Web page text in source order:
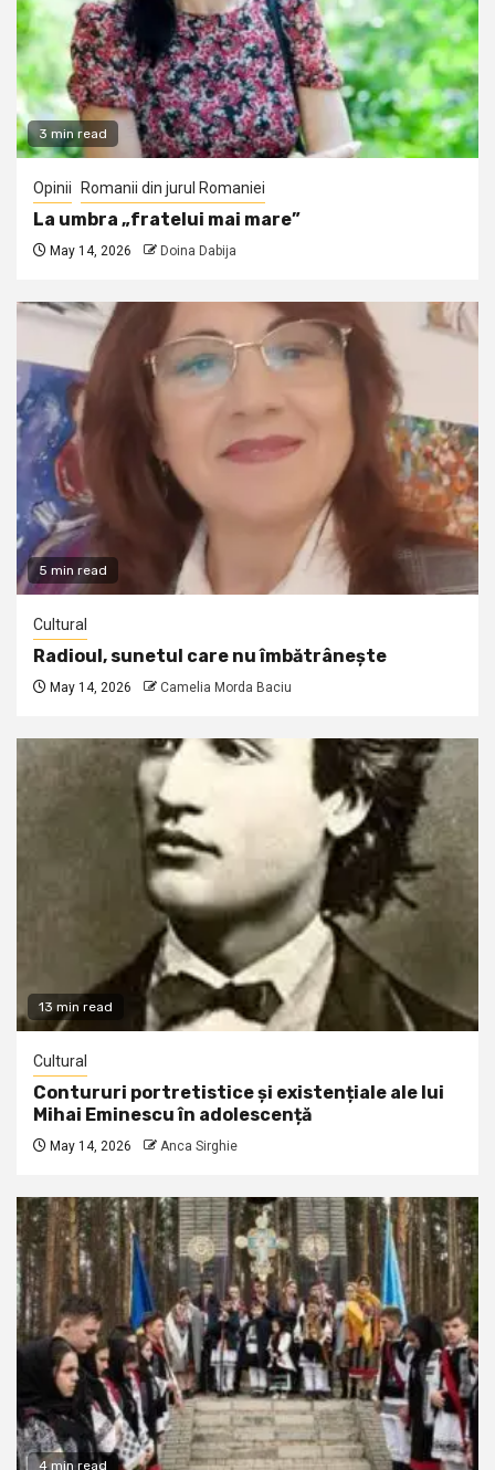
3 min read
Opinii Romanii din jurul Romaniei
La umbra „fratelui mai mare”
May 14, 2026 Doina Dabija
5 min read
Cultural
Radioul, sunetul care nu îmbătrânește
May 14, 2026 Camelia Morda Baciu
13 min read
Cultural
Contururi portretistice și existențiale ale lui
Mihai Eminescu în adolescență
May 14, 2026 Anca Sirghie
4 min read